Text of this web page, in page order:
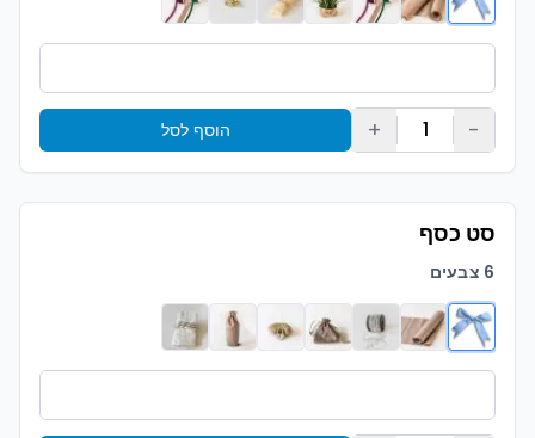
-
1
+ הוסף לסל
סט כסף
6 צבעים